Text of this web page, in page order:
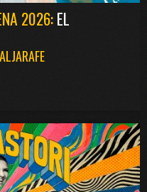
2026:EL